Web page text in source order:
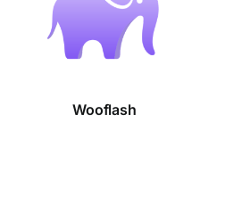
Wooflash
Wooflash